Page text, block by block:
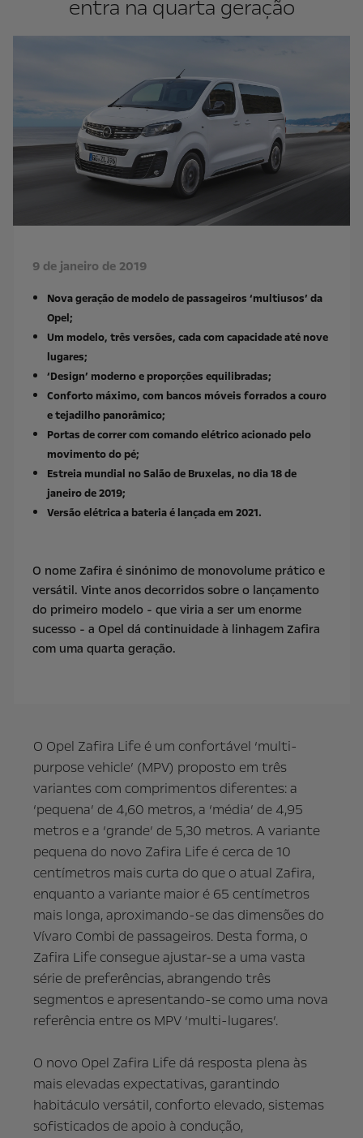
entra na quarta geração
9 de janeiro de 2019
Nova geração de modelo de passageiros ‘multiusos’ da
Opel;
Um modelo, três versões, cada com capacidade até nove
lugares;
‘Design’ moderno e proporções equilibradas;
Conforto máximo, com bancos móveis forrados a couro
e tejadilho panorâmico;
Portas de correr com comando elétrico acionado pelo
movimento do pé;
Estreia mundial no Salão de Bruxelas, no dia 18 de
janeiro de 2019;
Versão elétrica a bateria é lançada em 2021.
O nome Zafira é sinónimo de monovolume prático e
versátil. Vinte anos decorridos sobre o lançamento
do primeiro modelo - que viria a ser um enorme
sucesso - a Opel dá continuidade à linhagem Zafira
com uma quarta geração.
O Opel Zafira Life é um confortável ‘multi-
purpose vehicle’ (MPV) proposto em três
variantes com comprimentos diferentes: a
‘pequena’ de 4,60 metros, a ‘média’ de 4,95
metros e a ‘grande’ de 5,30 metros. A variante
pequena do novo Zafira Life é cerca de 10
centímetros mais curta do que o atual Zafira,
enquanto a variante maior é 65 centímetros
mais longa, aproximando-se das dimensões do
Vívaro Combi de passageiros. Desta forma, o
Zafira Life consegue ajustar-se a uma vasta
série de preferências, abrangendo três
segmentos e apresentando-se como uma nova
referência entre os MPV ‘multi-lugares’.
O novo Opel Zafira Life dá resposta plena às
mais elevadas expectativas, garantindo
habitáculo versátil, conforto elevado, sistemas
sofisticados de apoio à condução,